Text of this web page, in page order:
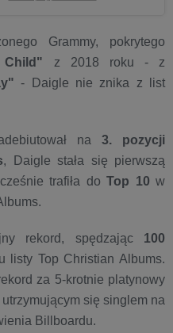
Grammy, pokrytego
z 2018 roku - z
- Daigle nie znika z list
na3. pozycji
, Daigle stała się pierwszą
trafiła doTop 10 w
rekord, spędzając 100
listy Top Christian Albums.
za 5-krotnie platynowy
utrzymującym się singlem na
Billboardu.